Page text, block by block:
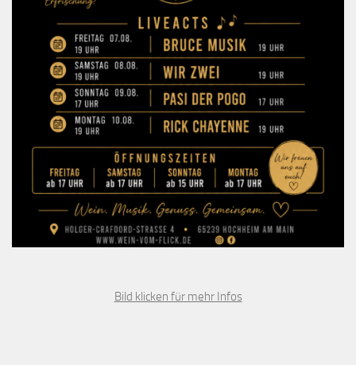
Bild klicken für mehr Infos